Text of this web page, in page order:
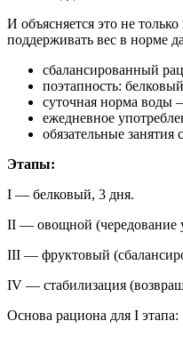
И объясняется это не
поддерживать вес в норме
сбалансированный
поэтапность:
суточная норма воды
ежедневное
обязательные
Этапы:
I — белковый, 3 дня.
II — овощной (чередование
III — фруктовый
IV — стабилизация
Основа рациона для I этапа: